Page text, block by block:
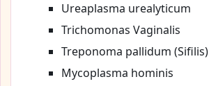
Ureaplasma urealyticum
Trichomonas Vaginalis
Treponoma pallidum (Sifilis)
Mycoplasma hominis